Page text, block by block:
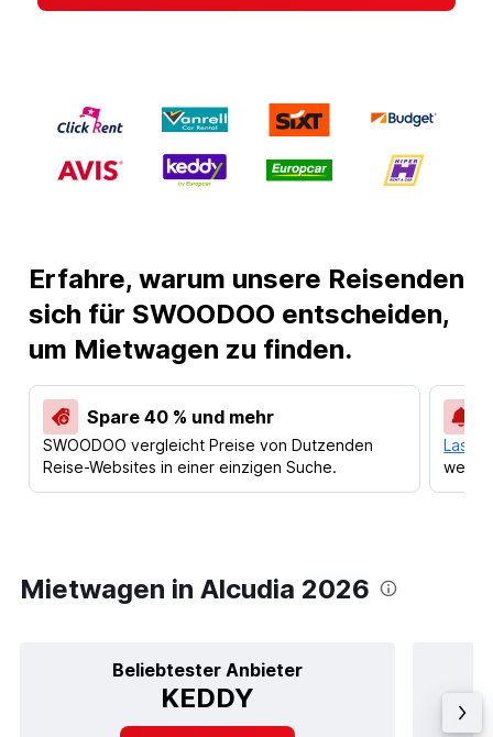
Erfahre, warum unsere Reisenden
sich für SWOODOO entscheiden,
um Mietwagen zu finden.
Spare 40 % und mehr
SWOODOO vergleicht Preise von Dutzenden
Reise-Websites in einer einzigen Suche.
Lass
Mietwagen in Alcudia 2026
Beliebtester Anbieter
KEDDY